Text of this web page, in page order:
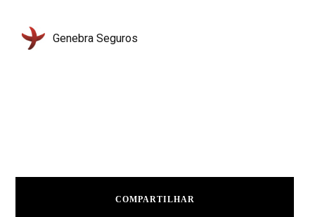
Genebra Seguros
COMPARTILHAR